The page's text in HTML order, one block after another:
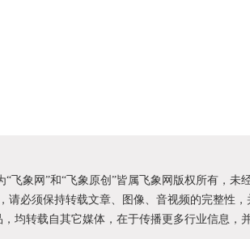
“飞象网”和“飞象原创”皆属飞象网版权所有，未
请必须保持转载文章、图像、音视频的完整性，
均转载自其它媒体，在于传播更多行业信息，